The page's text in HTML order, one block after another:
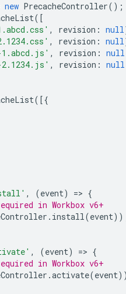
new PrecacheController();
([
, revision : null
, revision : null
, revision : null
, revision : null
([{
, (event) => {
in Workbox v6+
. install(event
, (event) => {
in Workbox v6+
.activate(event